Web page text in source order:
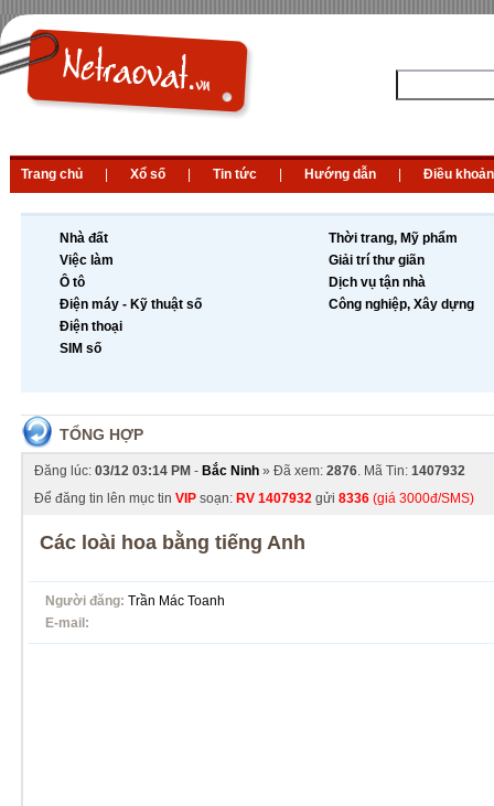
Trang chủ Xổ số Tin tức Hướng dẫn Điều khoản
Nhà đất
Việc làm
Ô tô
Điện máy - Kỹ thuật số
Điện thoại
SIM số
Thời trang, Mỹ phẩm
Giải trí thư giãn
Dịch vụ tận nhà
Công nghiệp, Xây dựng
TỔNG HỢP
Đăng lúc: 03/12 03:14 PM - Bắc Ninh » Đã xem: 2876. Mã Tin: 1407932
Để đăng tin lên mục tin VIP soạn: RV 1407932 gửi 8336 (giá 3000đ/SMS)
Các loài hoa bằng tiếng Anh
Người đăng: Trần Mác Toanh
E-mail: